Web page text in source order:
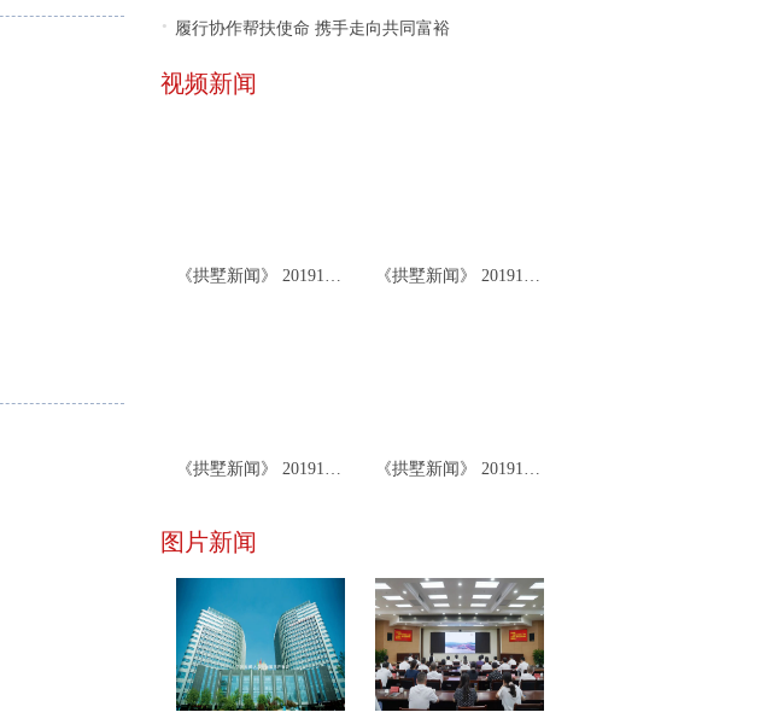
· 履行协作帮扶使命 携手走向共同富裕
视频新闻
《拱墅新闻》 20191126 《拱墅新闻》 20191122
《拱墅新闻》 20191119 《拱墅新闻》 20191115
图片新闻